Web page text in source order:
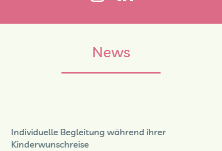
News
Individuelle Begleitung während ihrer
Kinderwunschreise